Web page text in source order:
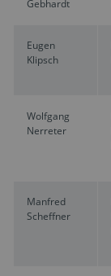
Gebhardt
Eugen
Klipsch
Wolfgang
Nerreter
Manfred
Scheffner